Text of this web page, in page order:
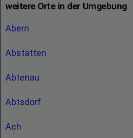
weitere Orte in der Umgebung
Abern
Abstätten
Abtenau
Abtsdorf
Ach